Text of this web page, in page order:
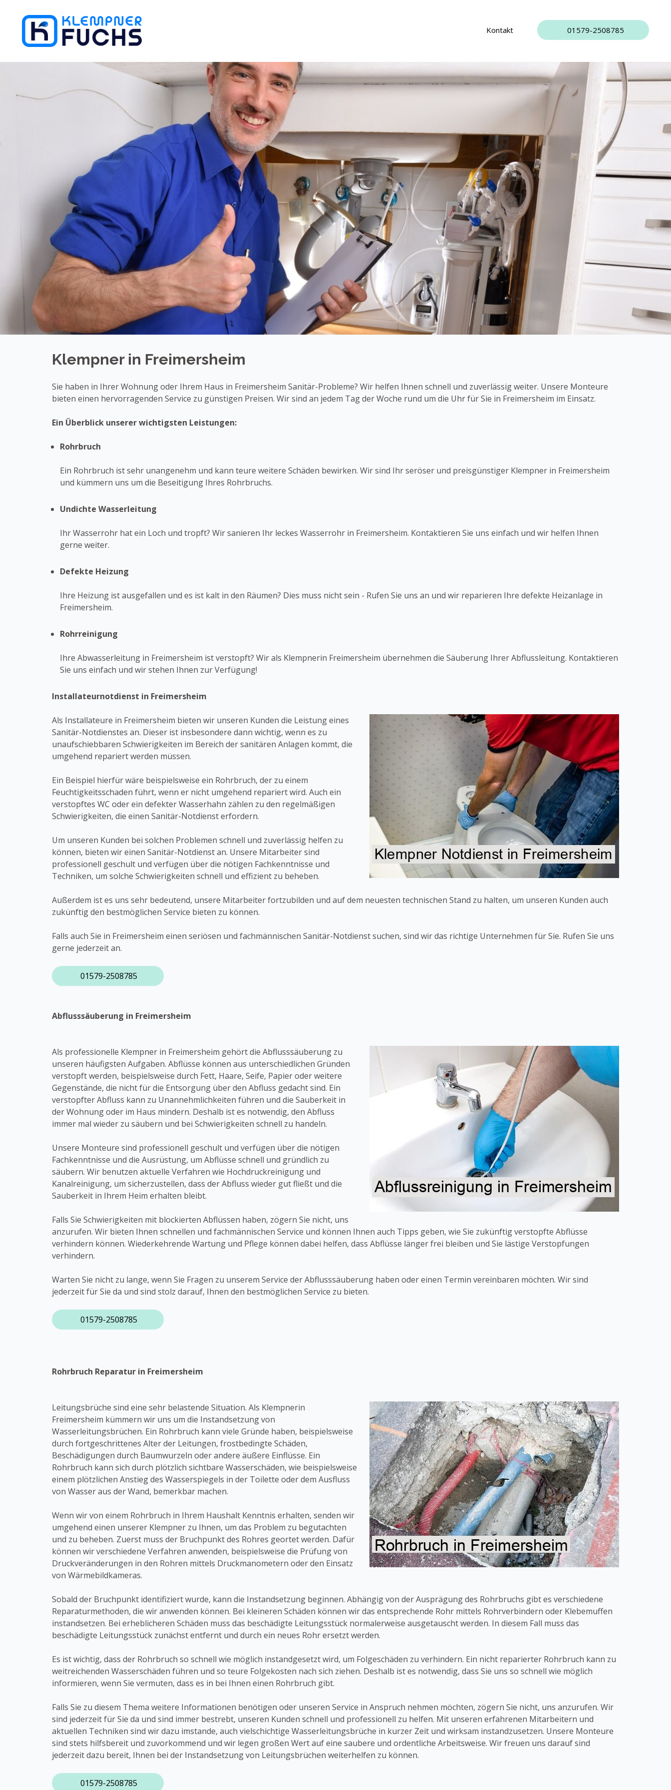
Kontakt 01579-2508785
Klempner in Freimersheim
Sie haben in Ihrer Wohnung oder Ihrem Haus in Freimersheim Sanitär-Probleme? Wir helfen Ihnen schnell und zuverlässig weiter. Unsere Monteure
bieten einen hervorragenden Service zu günstigen Preisen. Wir sind an jedem Tag der Woche rund um die Uhr für Sie in Freimersheim im Einsatz.
Ein Überblick unserer wichtigsten Leistungen:
Rohrbruch
Ein Rohrbruch ist sehr unangenehm und kann teure weitere Schäden bewirken. Wir sind Ihr seröser und preisgünstiger Klempner in Freimersheim
und kümmern uns um die Beseitigung Ihres Rohrbruchs.
Undichte Wasserleitung
Ihr Wasserrohr hat ein Loch und tropft? Wir sanieren Ihr leckes Wasserrohr in Freimersheim. Kontaktieren Sie uns einfach und wir helfen Ihnen
gerne weiter.
Defekte Heizung
Ihre Heizung ist ausgefallen und es ist kalt in den Räumen? Dies muss nicht sein - Rufen Sie uns an und wir reparieren Ihre defekte Heizanlage in
Freimersheim.
Rohrreinigung
Ihre Abwasserleitung in Freimersheim ist verstopft? Wir als Klempnerin Freimersheim übernehmen die Säuberung Ihrer Abflussleitung. Kontaktieren
Sie uns einfach und wir stehen Ihnen zur Verfügung!
Installateurnotdienst in Freimersheim
Als Installateure in Freimersheim bieten wir unseren Kunden die Leistung eines
Sanitär-Notdienstes an. Dieser ist insbesondere dann wichtig, wenn es zu
unaufschiebbaren Schwierigkeiten im Bereich der sanitären Anlagen kommt, die
umgehend repariert werden müssen.
Ein Beispiel hierfür wäre beispielsweise ein Rohrbruch, der zu einem
Feuchtigkeitsschaden führt, wenn er nicht umgehend repariert wird. Auch ein
verstopftes WC oder ein defekter Wasserhahn zählen zu den regelmäßigen
Schwierigkeiten, die einen Sanitär-Notdienst erfordern.
Um unseren Kunden bei solchen Problemen schnell und zuverlässig helfen zu
können, bieten wir einen Sanitär-Notdienst an. Unsere Mitarbeiter sind
professionell geschult und verfügen über die nötigen Fachkenntnisse und
Techniken, um solche Schwierigkeiten schnell und effizient zu beheben.
Außerdem ist es uns sehr bedeutend, unsere Mitarbeiter fortzubilden und auf dem neuesten technischen Stand zu halten, um unseren Kunden auch
zukünftig den bestmöglichen Service bieten zu können.
Falls auch Sie in Freimersheim einen seriösen und fachmännischen Sanitär-Notdienst suchen, sind wir das richtige Unternehmen für Sie. Rufen Sie uns
gerne jederzeit an.
01579-2508785
Abflusssäuberung in Freimersheim
Als professionelle Klempner in Freimersheim gehört die Abflusssäuberung zu
unseren häufigsten Aufgaben. Abflüsse können aus unterschiedlichen Gründen
verstopft werden, beispielsweise durch Fett, Haare, Seife, Papier oder weitere
Gegenstände, die nicht für die Entsorgung über den Abfluss gedacht sind. Ein
verstopfter Abfluss kann zu Unannehmlichkeiten führen und die Sauberkeit in
der Wohnung oder im Haus mindern. Deshalb ist es notwendig, den Abfluss
immer mal wieder zu säubern und bei Schwierigkeiten schnell zu handeln.
Unsere Monteure sind professionell geschult und verfügen über die nötigen
Fachkenntnisse und die Ausrüstung, um Abflüsse schnell und gründlich zu
säubern. Wir benutzen aktuelle Verfahren wie Hochdruckreinigung und
Kanalreinigung, um sicherzustellen, dass der Abfluss wieder gut fließt und die
Sauberkeit in Ihrem Heim erhalten bleibt.
Falls Sie Schwierigkeiten mit blockierten Abflüssen haben, zögern Sie nicht, uns
anzurufen. Wir bieten Ihnen schnellen und fachmännischen Service und können Ihnen auch Tipps geben, wie Sie zukünftig verstopfte Abflüsse
verhindern können. Wiederkehrende Wartung und Pflege können dabei helfen, dass Abflüsse länger frei bleiben und Sie lästige Verstopfungen
verhindern.
Warten Sie nicht zu lange, wenn Sie Fragen zu unserem Service der Abflusssäuberung haben oder einen Termin vereinbaren möchten. Wir sind
jederzeit für Sie da und sind stolz darauf, Ihnen den bestmöglichen Service zu bieten.
01579-2508785
Rohrbruch Reparatur in Freimersheim
Leitungsbrüche sind eine sehr belastende Situation. Als Klempnerin
Freimersheim kümmern wir uns um die Instandsetzung von
Wasserleitungsbrüchen. Ein Rohrbruch kann viele Gründe haben, beispielsweise
durch fortgeschrittenes Alter der Leitungen, frostbedingte Schäden,
Beschädigungen durch Baumwurzeln oder andere äußere Einflüsse. Ein
Rohrbruch kann sich durch plötzlich sichtbare Wasserschäden, wie beispielsweise
einem plötzlichen Anstieg des Wasserspiegels in der Toilette oder dem Ausfluss
von Wasser aus der Wand, bemerkbar machen.
Wenn wir von einem Rohrbruch in Ihrem Haushalt Kenntnis erhalten, senden wir
umgehend einen unserer Klempner zu Ihnen, um das Problem zu begutachten
und zu beheben. Zuerst muss der Bruchpunkt des Rohres geortet werden. Dafür
können wir verschiedene Verfahren anwenden, beispielsweise die Prüfung von
Druckveränderungen in den Rohren mittels Druckmanometern oder den Einsatz
von Wärmebildkameras.
Sobald der Bruchpunkt identifiziert wurde, kann die Instandsetzung beginnen. Abhängig von der Ausprägung des Rohrbruchs gibt es verschiedene
Reparaturmethoden, die wir anwenden können. Bei kleineren Schäden können wir das entsprechende Rohr mittels Rohrverbindern oder Klebemuffen
instandsetzen. Bei erheblicheren Schäden muss das beschädigte Leitungsstück normalerweise ausgetauscht werden. In diesem Fall muss das
beschädigte Leitungsstück zunächst entfernt und durch ein neues Rohr ersetzt werden.
Es ist wichtig, dass der Rohrbruch so schnell wie möglich instandgesetzt wird, um Folgeschäden zu verhindern. Ein nicht reparierter Rohrbruch kann zu
weitreichenden Wasserschäden führen und so teure Folgekosten nach sich ziehen. Deshalb ist es notwendig, dass Sie uns so schnell wie möglich
informieren, wenn Sie vermuten, dass es in bei Ihnen einen Rohrbruch gibt.
Falls Sie zu diesem Thema weitere Informationen benötigen oder unseren Service in Anspruch nehmen möchten, zögern Sie nicht, uns anzurufen. Wir
sind jederzeit für Sie da und sind immer bestrebt, unseren Kunden schnell und professionell zu helfen. Mit unseren erfahrenen Mitarbeitern und
aktuellen Techniken sind wir dazu imstande, auch vielschichtige Wasserleitungsbrüche in kurzer Zeit und wirksam instandzusetzen. Unsere Monteure
sind stets hilfsbereit und zuvorkommend und wir legen großen Wert auf eine saubere und ordentliche Arbeitsweise. Wir freuen uns darauf sind
jederzeit dazu bereit, Ihnen bei der Instandsetzung von Leitungsbrüchen weiterhelfen zu können.
01579-2508785